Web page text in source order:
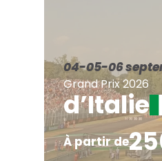
04-05-06
Grand Prix 2026
d’Italie
À partir de